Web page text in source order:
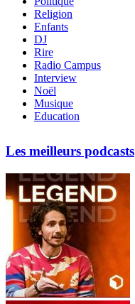
Religion
Enfants
DJ
Rire
Radio Campus
Interview
Noël
Musique
Education
Les meilleurs podcasts